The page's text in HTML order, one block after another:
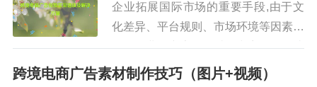
企业拓展国际市场的重要手段,由于文
化差异、平台规则、市场环境等因素，
许多企业在广告投放过程中容易犯一些
常见错误，导致广告效果不佳、ROI
跨境电商广告素材制作技巧（图片+视频）